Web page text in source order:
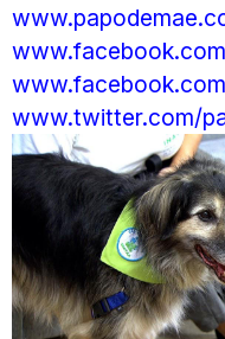
www.twitter.com/